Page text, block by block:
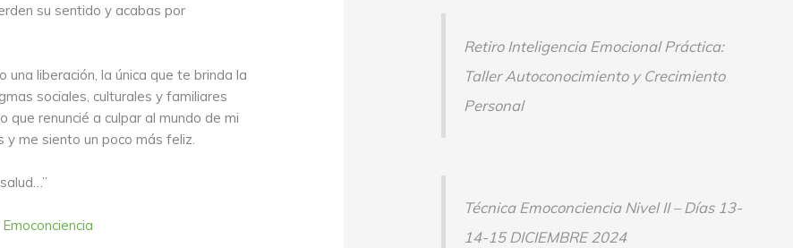
su sentido y acabas por
liberación, la única que te brinda la
sociales, culturales y familiares
que renuncié a culpar al mundo de mi
y me siento un poco más feliz.
Emoconciencia
Retiro Inteligencia Emocional Práctica:
Taller Autoconocimiento y Crecimiento
Personal
Técnica Emoconciencia Nivel II – Días 13-
14-15 DICIEMBRE 2024